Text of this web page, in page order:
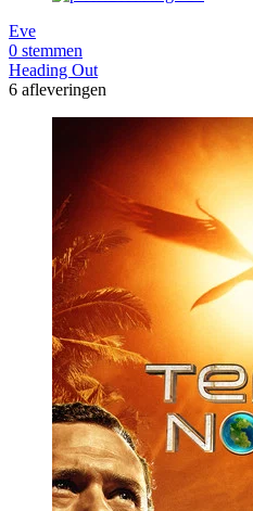
Eve
0 stemmen
Heading Out
6 afleveringen